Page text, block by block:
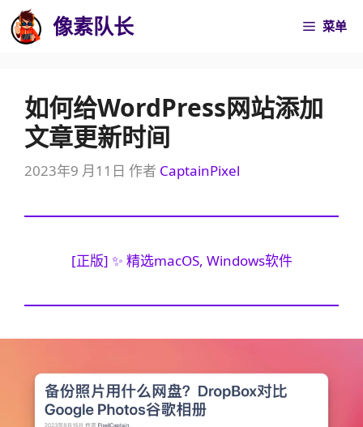
至
像素队长 菜单
如何给WordPress网站添加
文章更新时间
2023年9 月11日 作者 CaptainPixel
[正版] ✨ 精选macOS, Windows软件